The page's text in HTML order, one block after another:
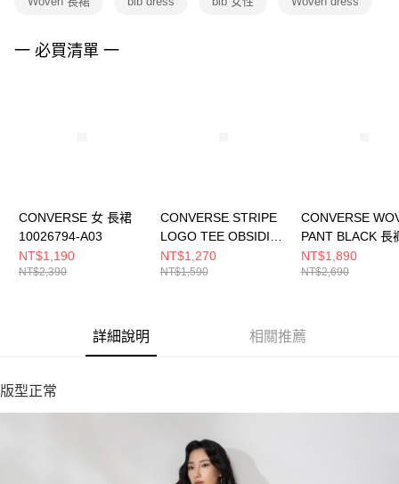
１．透過由恩沛科技股份有限公司提供之「AFTEE先享後付」服務完成之交
２．關於個人資料處理事宜，請瀏覽以下網址：
一 必買清單 一
CONVERSE 女 長裙
10026794-A03
NT$1,190
NT$2,390
CONVERSE STRIPE
LOGO TEE OBSIDIAN
男女 短袖上衣
UCJ690-695
NT$1,270
NT$1,590
CONVERSE
PANT BLACK 長
黑色 MCH603-
NT$1,890
NT$2,690
詳細說明 相關推薦
版型正常